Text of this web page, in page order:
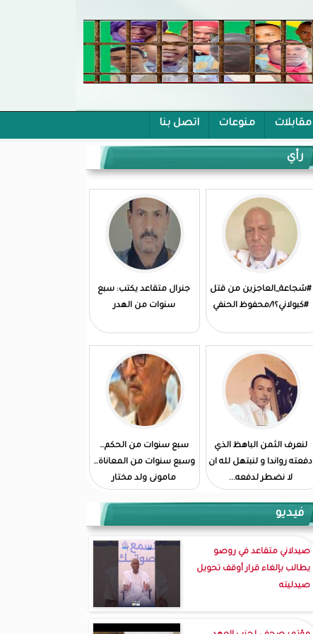
مقابلات منوعات اتصل بنا
رأي
#شجاعة_العاجزين من قتل
#كبولاني؟!/محفوظ الحنفي
جنرال متقاعد يكتب: سبع
سنوات من الهدر
لنعرف الثمن الباهظ الذي
دفعته رواندا و لنبتهل لله ان
لا نضطر لدفعه...
سبع سنوات من الحكم…
وسبع سنوات من المعاناة…
مامونى ولد مختار
فيديو
صيدلاني متقاعد في روصو
يطالب بإلغاء قرار أوقف تحويل
صيدليته